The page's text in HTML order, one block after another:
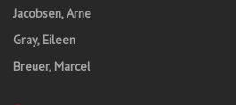
Jacobsen, Arne
Gray, Eileen
Breuer, Marcel